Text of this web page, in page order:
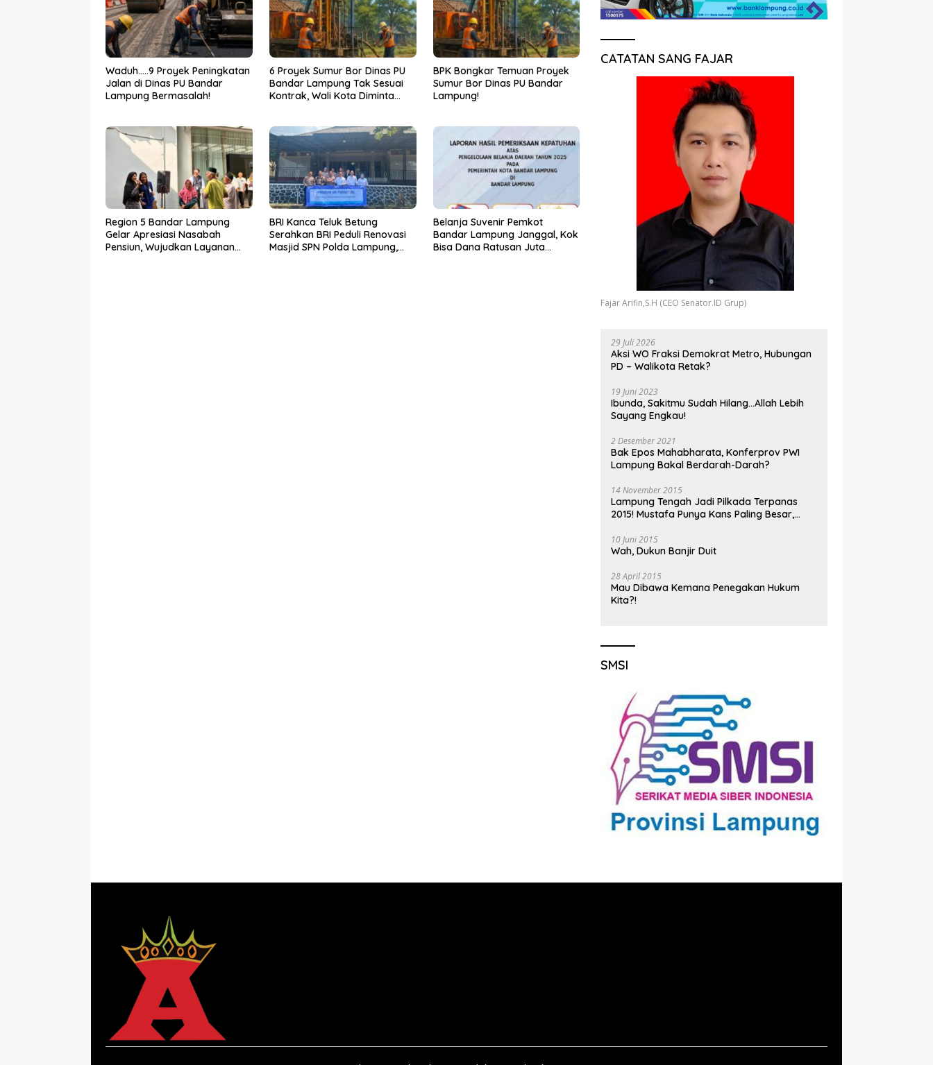
Waduh…..9 Proyek Peningkatan
Jalan di Dinas PU Bandar
Lampung Bermasalah!
6 Proyek Sumur Bor Dinas PU
Bandar Lampung Tak Sesuai
Kontrak, Wali Kota Diminta
BPK Bongkar Temuan Proyek
Sumur Bor Dinas PU Bandar
Lampung!
Region 5 Bandar Lampung
Gelar Apresiasi Nasabah
Pensiun, Wujudkan Layanan
BRI Kanca Teluk Betung
Serahkan BRI Peduli Renovasi
Masjid SPN Polda Lampung,
Belanja Suvenir Pemkot
Bandar Lampung Janggal, Kok
Bisa Dana Ratusan Juta
CATATAN SANG FAJAR
Fajar Arifin,S.H (CEO Senator.ID Grup)
29 Juli 2026
Aksi WO Fraksi Demokrat Metro, Hubungan
PD – Walikota Retak?
19 Juni 2023
Ibunda, Sakitmu Sudah Hilang…Allah Lebih
Sayang Engkau!
2 Desember 2021
Bak Epos Mahabharata, Konferprov PWI
Lampung Bakal Berdarah-Darah?
14 November 2015
Lampung Tengah Jadi Pilkada Terpanas
2015! Mustafa Punya Kans Paling Besar,
10 Juni 2015
Wah, Dukun Banjir Duit
28 April 2015
Mau Dibawa Kemana Penegakan Hukum
Kita?!
SMSI